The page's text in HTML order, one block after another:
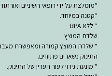
*מומלצת על ידי רופאי השיניים
*קטנה במיוחד.
* ללא BPA
שלדת המוצץ
* שלדת המוצץ קמורה ומאפשרת מעבר
התינוק נשארים פתוחים.
* מונעת גירוי לעור העדין של התינוק.